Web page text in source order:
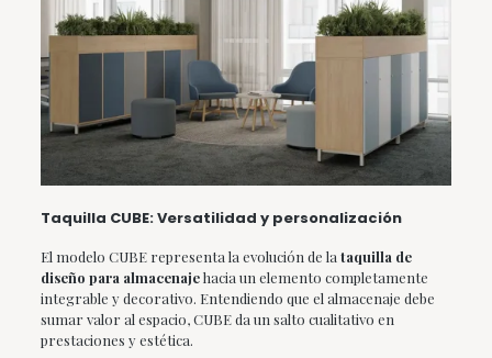
Taquilla CUBE: Versatilidad y personalización
El modelo CUBE representa la evolución de la taquilla de
diseño para almacenajehacia un elemento completamente
integrable y decorativo. Entendiendo que el almacenaje debe
sumar valor al espacio, CUBE da un salto cualitativo en
prestaciones y estética.